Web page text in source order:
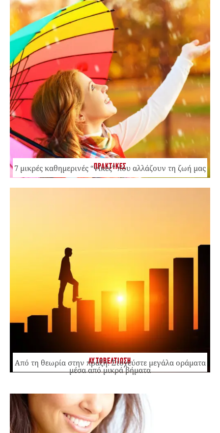
ΠΡΑΚΤΙΚΕΣ
7 μικρές καθημερινές “νίκες” που αλλάζουν τη ζωή μας
ΑΥΤΟΒΕΛΤΙΩΣΗ
Από τη θεωρία στην πράξη: Στοχεύστε μεγάλα οράματα
μέσα από μικρά βήματα